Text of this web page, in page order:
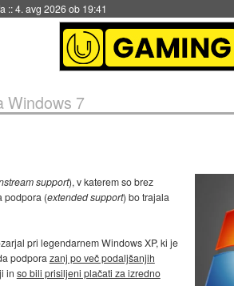
2026 ob 19:41
Windows 7
support), v katerem so brez
podpora (extended support) bo trajala
pri legendarnem Windows XP, ki je
podpora zanj po več podaljšanjih
in so bili prisiljeni plačati za izredno